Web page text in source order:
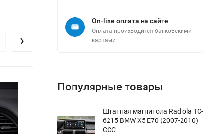
›
On-line оплата на сайте
Оплата производится банковскими
картами
Популярные товары
Штатная магнитола Radiola TC-
6215 BMW X5 E70 (2007-2010)
CCC